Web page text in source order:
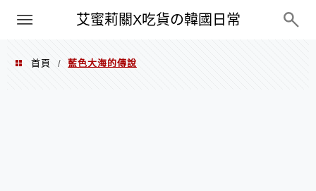
艾蜜莉關X吃貨の韓國日常
PXN
首頁 / 藍色大海的傳說